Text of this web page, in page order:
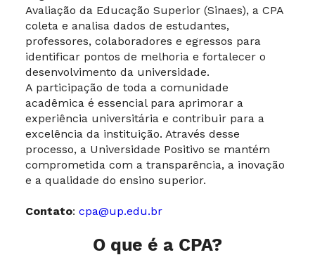
Avaliação da Educação Superior (Sinaes), a CPA
coleta e analisa dados de estudantes,
professores, colaboradores e egressos para
identificar pontos de melhoria e fortalecer o
desenvolvimento da universidade.
A participação de toda a comunidade
acadêmica é essencial para aprimorar a
experiência universitária e contribuir para a
excelência da instituição. Através desse
processo, a Universidade Positivo se mantém
comprometida com a transparência, a inovação
e a qualidade do ensino superior.
Contato: cpa@up.edu.br
O que é a CPA?